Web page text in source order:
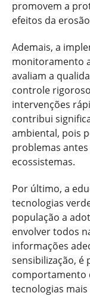
promovem a
efeitos da
Ademais, a
monitoramento
avaliam a
controle
intervenções
contribui
ambiental, pois
problemas
ecossistemas.
Por último, a
tecnologias
população a
envolver todos
informações
sensibilização, é
comportamento
tecnologias